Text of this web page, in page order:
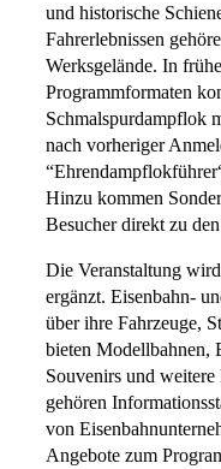
und historische
Fahrerlebnissen
Werksgelände. In
Programmformaten
Schmalspurdampflok
nach vorheriger
Hinzu kommen
Besucher direkt zu
Die Veranstaltung
ergänzt. Eisenbahn-
über ihre Fahrzeuge,
bieten Modellbahnen,
Souvenirs und
gehören
von
Angebote zum